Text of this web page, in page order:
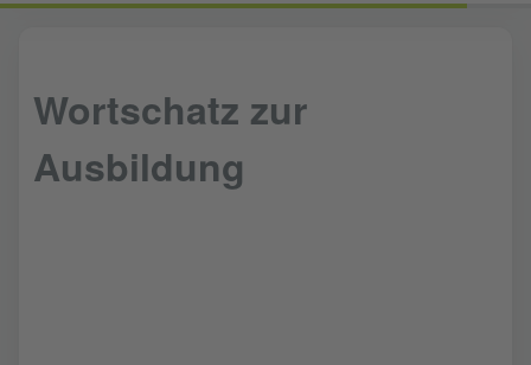
Wortschatz zur
Ausbildung